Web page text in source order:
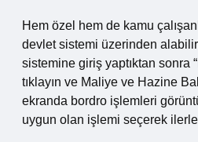
Hem özel hem de kamu
devlet sistemi üzerinden
sistemine giriş yaptıktan sonra
tıklayın ve Maliye ve Hazine
ekranda bordro işlemleri
uygun olan işlemi seçerek